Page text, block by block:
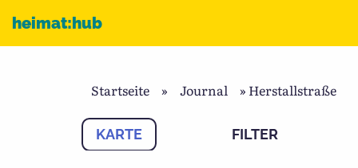
heimat:hub
Startseite » Journal » Herstallstraße
KARTE FILTER